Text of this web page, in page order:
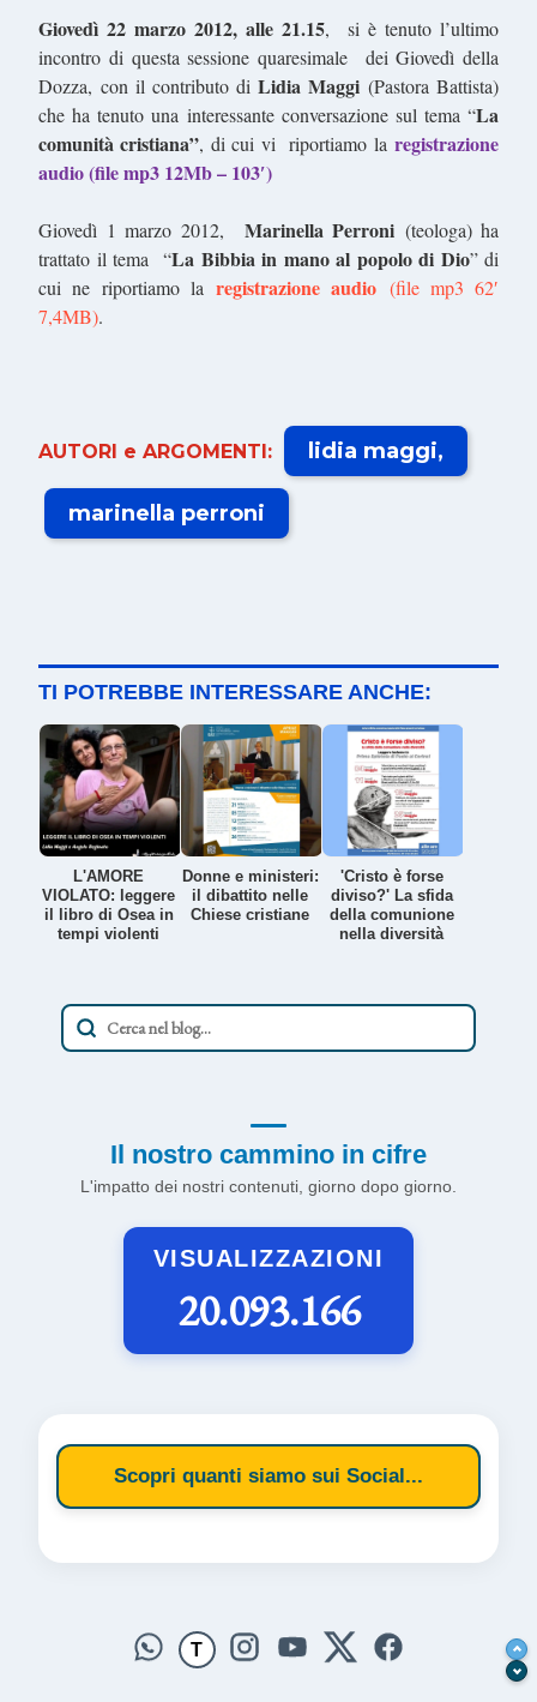
Giovedì 22 marzo 2012, alle 21.15, si è tenuto l’ultimo
incontro di questa sessione quaresimale dei Giovedì della
Dozza, con il contributo di Lidia Maggi(Pastora Battista)
che ha tenuto una interessante conversazione sul tema “La
comunità cristiana”, di cui vi riportiamo la registrazione
audio (file mp3 12Mb – 103′)
Giovedì 1 marzo 2012, Marinella Perroni (teologa) ha
trattato il tema “La Bibbia in mano al popolo di Dio” di
cui ne riportiamo la registrazione audio (file mp3 62′
7,4MB).
AUTORI e ARGOMENTI: lidia maggi
marinella perroni
TI POTREBBE INTERESSARE ANCHE:
L'AMORE
VIOLATO: leggere
il libro di Osea in
tempi violenti
Donne e ministeri:
il dibattito nelle
Chiese cristiane
'Cristo è forse
diviso?' La sfida
della comunione
nella diversità
Il nostro cammino in cifre
L'impatto dei nostri contenuti, giorno dopo giorno.
VISUALIZZAZIONI
20.093.166
Scopri quanti siamo sui Social...
T